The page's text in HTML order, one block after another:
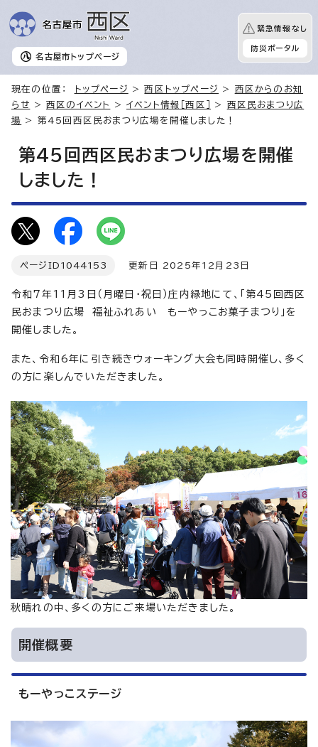
名古屋市 トップページ
緊急情報なし
防災ポータル
現在の位置： トップページ >西区トップページ > 西区からのお知
らせ
>西区のイベント >イベント情報［西区］ > 西区民おまつり広
場 > 第45回西区民おまつり広場を開催しました！
第45回西区民おまつり広場を開催
しました！
ページID 1044153 更新日 2025年12月23日
令和7年11月3日（月曜日・祝日）庄内緑地にて、「第45回西区
民おまつり広場 福祉ふれあい もーやっこお菓子まつり」を
開催しました。
また、令和6年に引き続きウォーキング大会も同時開催し、多く
の方に楽しんでいただきました。
秋晴れの中、多くの方にご来場いただきました。
開催概要
もーやっこステージ